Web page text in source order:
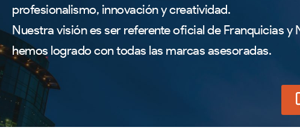
profesionalismo, innovación y creatividad.
Nuestra visión es ser referente oficial de Franquicias y
hemos logrado con todas las marcas asesoradas.